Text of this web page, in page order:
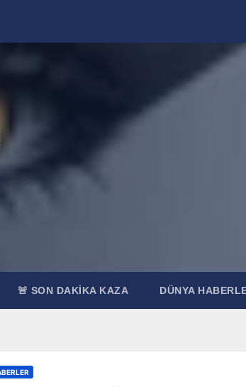
🚨 SON DAKİKA KAZA DÜNYA